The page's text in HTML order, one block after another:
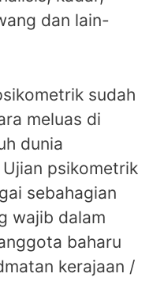
dan lain-
sudah
meluas di
dunia
psikometrik
sebahagian
wajib dalam
baharu
kerajaan /